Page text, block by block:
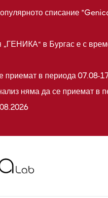
списание
в Бургас е с
приемат в периода 07.08-
няма да се приемат в